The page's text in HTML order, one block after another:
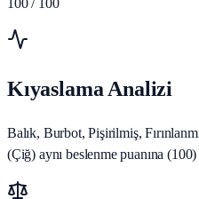
Kıyaslama Analizi
Balık, Burbot, Pişirilmiş,
(Çiğ) aynı beslenme puanına